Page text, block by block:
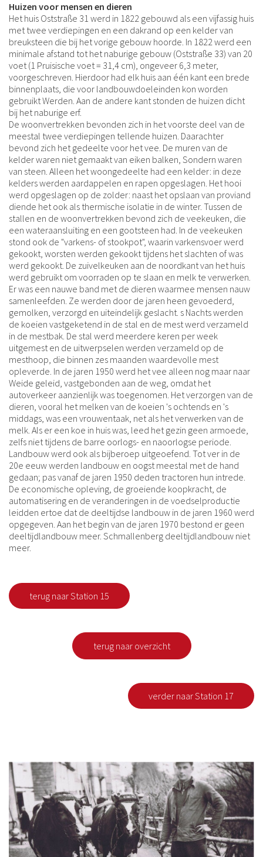
Huizen voor mensen en dieren
Het huis Oststraße 31 werd in 1822 gebouwd als een vijfassig huis
met twee verdiepingen en een dakrand op een kelder van
breuksteen die bij het vorige gebouw hoorde. In 1822 werd een
minimale afstand tot het naburige gebouw (Oststraße 33) van 20
voet (1 Pruisische voet = 31,4 cm), ongeveer 6,3 meter,
voorgeschreven. Hierdoor had elk huis aan één kant een brede
binnenplaats, die voor landbouwdoeleinden kon worden
gebruikt Werden. Aan de andere kant stonden de huizen dicht
bij het naburige erf.
De woonvertrekken bevonden zich in het voorste deel van de
meestal twee verdiepingen tellende huizen. Daarachter
bevond zich het gedeelte voor het vee. De muren van de
kelder waren niet gemaakt van eiken balken, Sondern waren
van steen. Alleen het woongedeelte had een kelder: in deze
kelders werden aardappelen en rapen opgeslagen. Het hooi
werd opgeslagen op de zolder: naast het opslaan van proviand
diende het ook als thermische isolatie in de winter. Tussen de
stallen en de woonvertrekken bevond zich de veekeuken, die
een wateraansluiting en een gootsteen had. In de veekeuken
stond ook de "varkens- of stookpot", waarin varkensvoer werd
gekookt, worsten werden gekookt tijdens het slachten of was
werd gekookt. De zuivelkeuken aan de noordkant van het huis
werd gebruikt om voorraden op te slaan en melk te verwerken.
Er was een nauwe band met de dieren waarmee mensen nauw
samenleefden. Ze werden door de jaren heen gevoederd,
gemolken, verzorgd en uiteindelijk geslacht. s Nachts werden
de koeien vastgeketend in de stal en de mest werd verzameld
in de mestbak. De stal werd meerdere keren per week
uitgemest en de uitwerpselen werden verzameld op de
mesthoop, die binnen zes maanden waardevolle mest
opleverde. In de jaren 1950 werd het vee alleen nog maar naar
Weide geleid, vastgebonden aan de weg, omdat het
autoverkeer aanzienlijk was toegenomen. Het verzorgen van de
dieren, vooral het melken van de koeien 's ochtends en 's
middags, was een vrouwentaak, net als het verwerken van de
melk. Als er een koe in huis was, leed het gezin geen armoede,
zelfs niet tijdens de barre oorlogs- en naoorlogse periode.
Landbouw werd ook als bijberoep uitgeoefend. Tot ver in de
20e eeuw werden landbouw en oogst meestal met de hand
gedaan; pas vanaf de jaren 1950 deden tractoren hun intrede.
De economische opleving, de groeiende koopkracht, de
automatisering en de veranderingen in de voedselproductie
leidden ertoe dat de deeltijdse landbouw in de jaren 1960 werd
opgegeven. Aan het begin van de jaren 1970 bestond er geen
deeltijdlandbouw meer. Schmallenberg deeltijdlandbouw niet
meer.
terug naar Station 15
terug naar overzicht
verder naar Station 17